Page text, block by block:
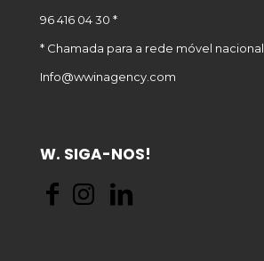
96 416 04 30 *
* Chamada para a rede móvel nacional
Info@wwinagency.com
W. SIGA-NOS!